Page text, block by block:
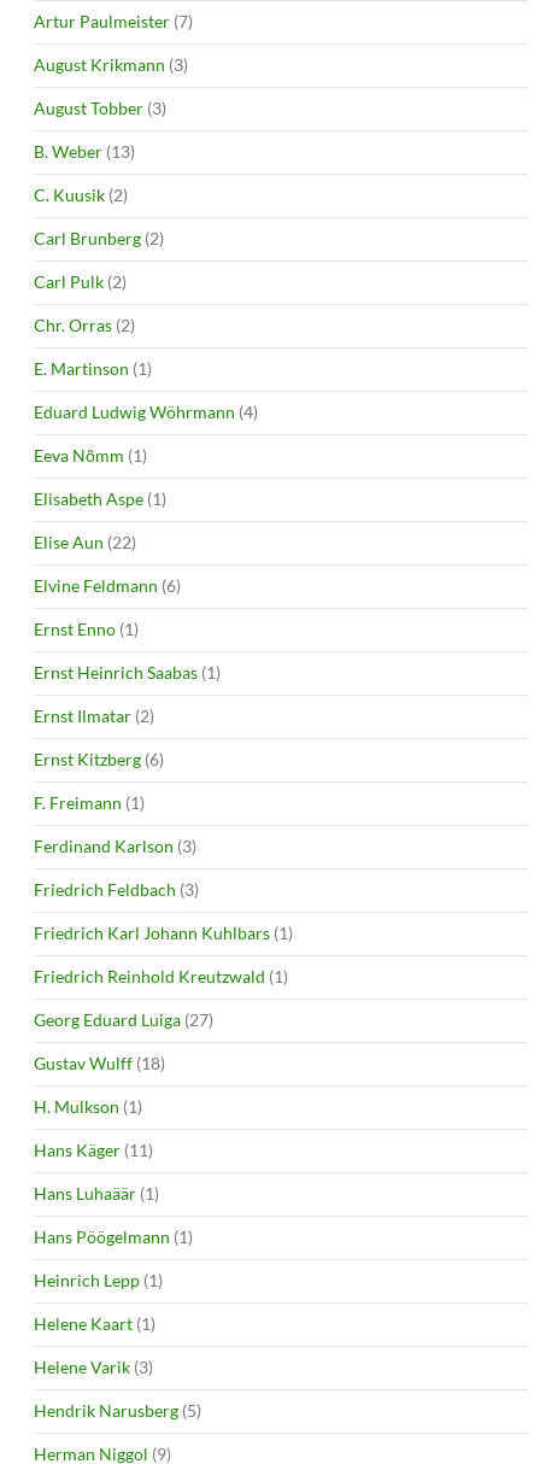
Artur Paulmeister (7)
August Krikmann (3)
August Tobber (3)
B. Weber (13)
C. Kuusik (2)
Carl Brunberg (2)
Carl Pulk (2)
Chr. Orras (2)
E. Martinson (1)
Eduard Ludwig Wöhrmann (4)
Eeva Nõmm (1)
Elisabeth Aspe (1)
Elise Aun (22)
Elvine Feldmann (6)
Ernst Enno (1)
Ernst Heinrich Saabas (1)
Ernst Ilmatar (2)
Ernst Kitzberg (6)
F. Freimann (1)
Ferdinand Karlson (3)
Friedrich Feldbach (3)
Friedrich Karl Johann Kuhlbars (1)
Friedrich Reinhold Kreutzwald (1)
Georg Eduard Luiga (27)
Gustav Wulff (18)
H. Mulkson (1)
Hans Käger (11)
Hans Luhaäär (1)
Hans Pöögelmann (1)
Heinrich Lepp (1)
Helene Kaart (1)
Helene Varik (3)
Hendrik Narusberg (5)
Herman Niggol (9)